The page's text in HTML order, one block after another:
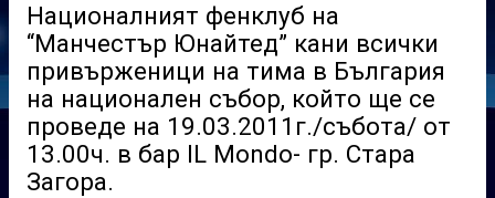
Националният фенклуб на
“Манчестър Юнайтед” кани всички
привърженици на тима в България
на национален събор, който ще се
проведе на 19.03.2011г./събота/ от
13.00ч. в бар IL Mondo- гр. Стара
Загора.